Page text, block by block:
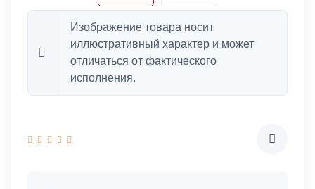
Изображение товара носит
иллюстративный характер и может
отличаться от фактического
исполнения.